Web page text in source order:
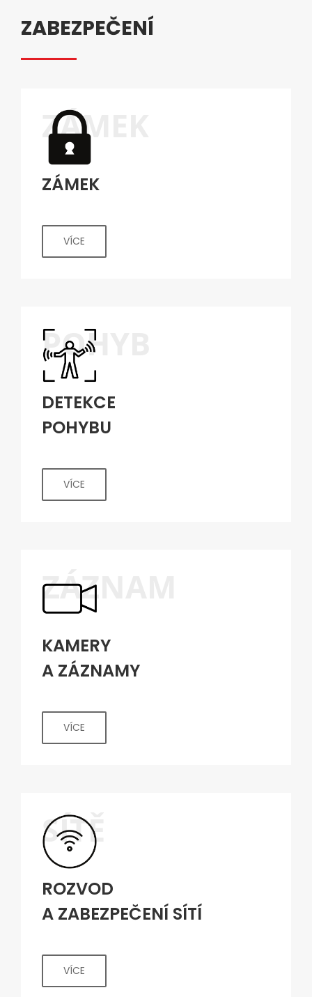
ZABEZPEČENÍ
ZÁMEK
ZÁMEK
VÍCE
POHYB
DETEKCE
POHYBU
VÍCE
ZÁZNAM
KAMERY
A ZÁZNAMY
VÍCE
SÍTĚ
ROZVOD
A ZABEZPEČENÍ SÍTÍ
VÍCE